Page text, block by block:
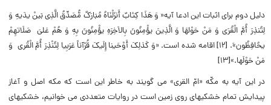
دلیل دوم برای اثبات این ادعا آیه« وَ هَذَا کِتَابٌ أَنزَلْنَاهُ مُبَارَکٌ مُّصَدِّقُ الَّذِى بَینْ یدَیهِ وَ
لِتُنذِرَ أُمَّ الْقُرَى وَ مَنْ حَوْلهَا وَ الَّذِینَ یؤْمِنُونَ بِالاَخِرَهِ یؤْمِنُونَ بِهِ وَ هُمْ عَلىَ صَلَاتهِمْ
یحُافِظُون»َ. [۱۲] اقامه شده است. «وَ کَذلِکَ أَوْحَینا إِلَیکَ قُرْآناً عَرَبِیا لِتُنْذِرَ أُمَّ الْقُرى وَ
مَنْ حَوْلَها.»[۱۳]
در این آیه به مکّه «امّ القرى» مى گویند به خاطر این است که مکه اصل و آغاز
پیدایش تمام خشکیهاى روى زمین است در روایات متعددى مى خوانیم، خشکیهاى